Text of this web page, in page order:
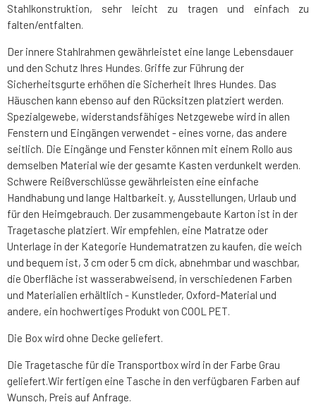
Stahlkonstruktion, sehr leicht zu tragen und einfach zu
falten/entfalten.
Der innere Stahlrahmen gewährleistet eine lange Lebensdauer
und den Schutz Ihres Hundes. Griffe zur Führung der
Sicherheitsgurte erhöhen die Sicherheit Ihres Hundes. Das
Häuschen kann ebenso auf den Rücksitzen platziert werden.
Spezialgewebe, widerstandsfähiges Netzgewebe wird in allen
Fenstern und Eingängen verwendet - eines vorne, das andere
seitlich. Die Eingänge und Fenster können mit einem Rollo aus
demselben Material wie der gesamte Kasten verdunkelt werden.
Schwere Reißverschlüsse gewährleisten eine einfache
Handhabung und lange Haltbarkeit. y, Ausstellungen, Urlaub und
für den Heimgebrauch. Der zusammengebaute Karton ist in der
Tragetasche platziert. Wir empfehlen, eine Matratze oder
Unterlage in der Kategorie Hundematratzen zu kaufen, die weich
und bequem ist, 3 cm oder 5 cm dick, abnehmbar und waschbar,
die Oberfläche ist wasserabweisend, in verschiedenen Farben
und Materialien erhältlich - Kunstleder, Oxford-Material und
andere, ein hochwertiges Produkt von COOL PET.
Die Box wird ohne Decke geliefert.
Die Tragetasche für die Transportbox wird in der Farbe Grau
geliefert.Wir fertigen eine Tasche in den verfügbaren Farben auf
Wunsch, Preis auf Anfrage.